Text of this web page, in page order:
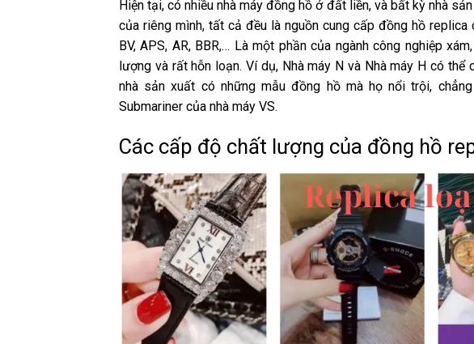
Hiện tại, có nhiều nhà máy đồng hồ ở đất liền, và bất kỳ nhà
của riêng mình, tất cả đều là nguồn cung cấp đồng hồ replica
BV, APS, AR, BBR,… Là một phần của ngành công nghiệp
lượng và rất hỗn loạn. Ví dụ, Nhà máy N và Nhà máy H có
nhà sản xuất có những mẫu đồng hồ mà họ nổi trội,
Submariner của nhà máy VS.
Các cấp độ chất lượng của đồng hồ